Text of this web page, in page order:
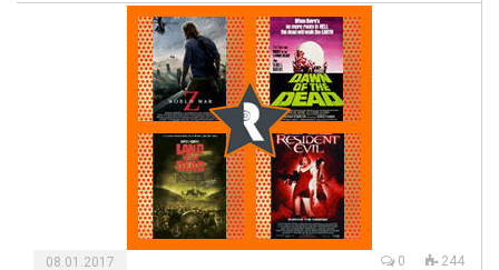
08.01.2017 0 244